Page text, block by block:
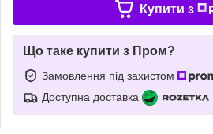
Купити з
Що таке купити з Пром?
Замовлення під захистом
Доступна доставка